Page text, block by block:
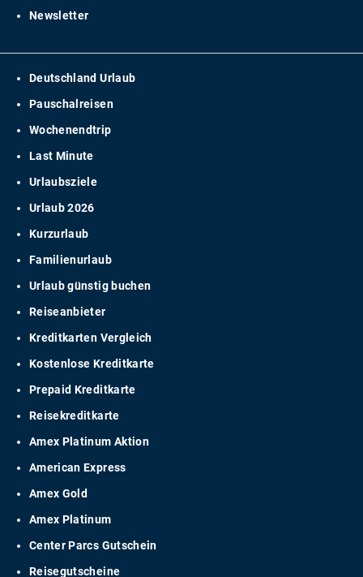
Newsletter
Deutschland Urlaub
Pauschalreisen
Wochenendtrip
Last Minute
Urlaubsziele
Urlaub 2026
Kurzurlaub
Familienurlaub
Urlaub günstig buchen
Reiseanbieter
Kreditkarten Vergleich
Kostenlose Kreditkarte
Prepaid Kreditkarte
Reisekreditkarte
Amex Platinum Aktion
American Express
Amex Gold
Amex Platinum
Center Parcs Gutschein
Reisegutscheine